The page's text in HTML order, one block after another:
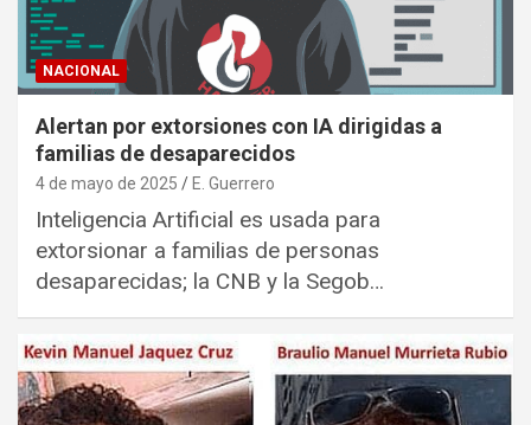
NACIONAL
Alertan por extorsiones con IA dirigidas a
familias de desaparecidos
4 de mayo de 2025 E. Guerrero
Inteligencia Artificial es usada para
extorsionar a familias de personas
desaparecidas; la CNB y la Segob…